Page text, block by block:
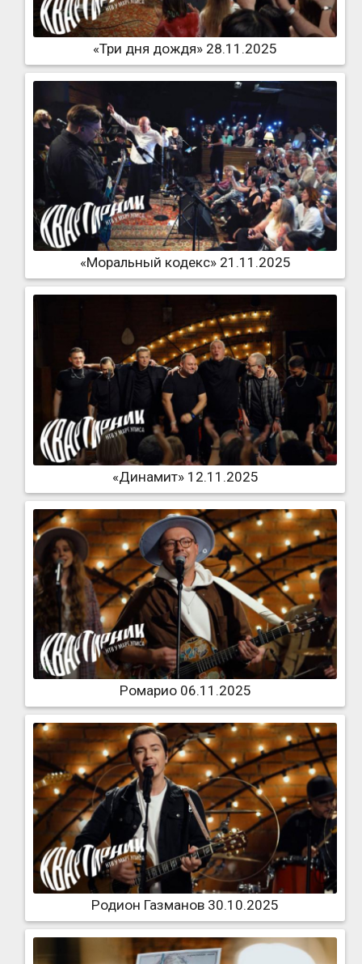
«Три дня дождя» 28.11.2025
«Моральный кодекс» 21.11.2025
«Динамит» 12.11.2025
Ромарио 06.11.2025
Родион Газманов 30.10.2025